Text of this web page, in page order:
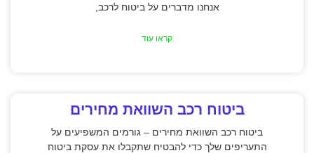
אנחנו מדברים על ביטוח לרכב,
קראו עוד
ביטוח רכב השוואת מחירים
ביטוח רכב השוואת מחירים – גורמים המשפיעים על
התעריפים שלך כדי להבטיח שתקבלו את עסקת ביטוח